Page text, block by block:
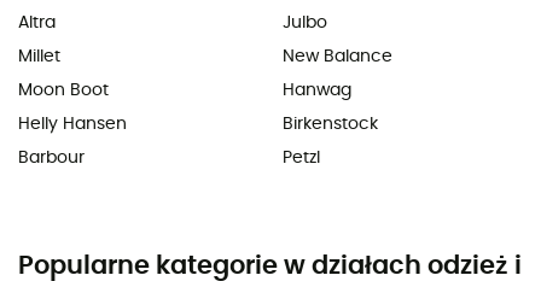
Altra
Millet
Moon Boot
Helly Hansen
Barbour
Julbo
New Balance
Hanwag
Birkenstock
Petzl
Popularne kategorie w działach odzież i